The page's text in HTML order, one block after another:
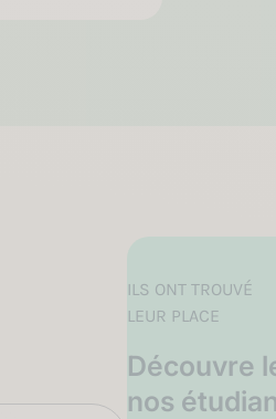
ILS ONT TROUVÉ
LEUR PLACE
Découvre
nos